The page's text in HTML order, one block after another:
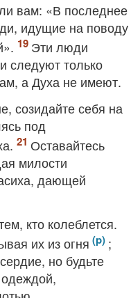
вам: «В последнее
идущие на поводу
Эти люди
следуют только
а Духа не имеют.
созидайте себя на
под
Оставайтесь
милости
дающей
кто колеблется.
их из огня
;
но будьте